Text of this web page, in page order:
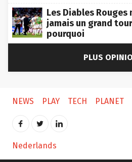
Les Diables
jamais un grand
pourquoi
PLUS
NEWS PLAY TECH PLANET
Nederlands